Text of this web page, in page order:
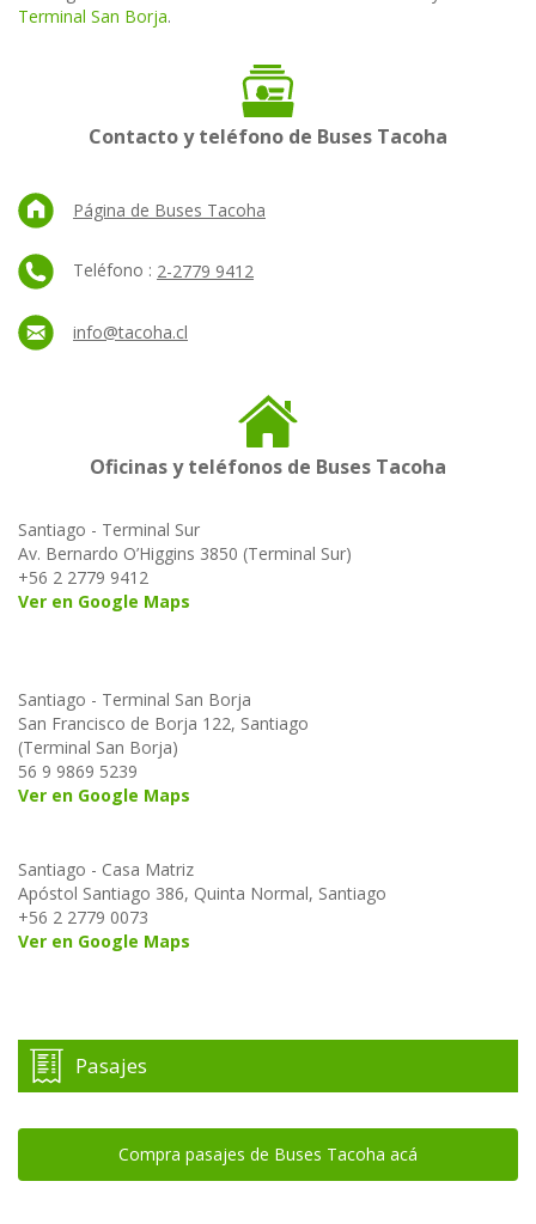
Terminal San Borja.
Contacto y teléfono de Buses Tacoha
Página de Buses Tacoha
Teléfono : 2-2779 9412
info@tacoha.cl
Oficinas y teléfonos de Buses Tacoha
Santiago - Terminal Sur
Av. Bernardo O’Higgins 3850 (Terminal Sur)
+56 2 2779 9412
Ver en Google Maps
Santiago - Terminal San Borja
San Francisco de Borja 122, Santiago
(Terminal San Borja)
56 9 9869 5239
Ver en Google Maps
Santiago - Casa Matriz
Apóstol Santiago 386, Quinta Normal, Santiago
+56 2 2779 0073
Ver en Google Maps
Pasajes
Compra pasajes de Buses Tacoha acá